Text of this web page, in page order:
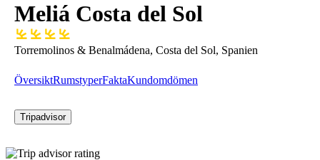
Meliá Costa del Sol
Torremolinos & Benalmádena, Costa del Sol, Spanien
ÖversiktRumstyperFaktaKundomdömen
Tripadvisor